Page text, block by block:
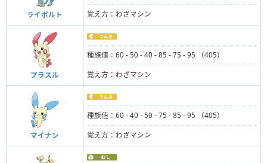
ライボルト 覚え方：わざマシン
プラスル
種族値：60 - 50 - 40 - 85 - 75 - 95 （405）
覚え方：わざマシン
マイナン
種族値：60 - 40 - 50 - 75 - 85 - 95 （405）
覚え方：わざマシン